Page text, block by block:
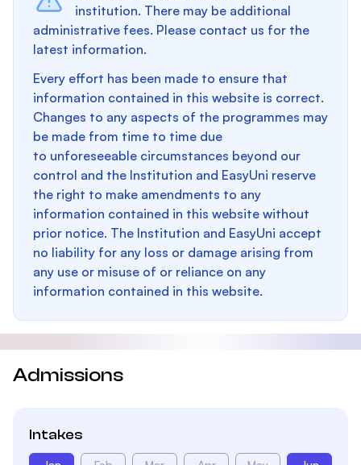
institution. There may be additional
administrative fees. Please contact us for the
latest information.
Every effort has been made to ensure that
information contained in this website is correct.
Changes to any aspects of the programmes may
be made from time to time due
to unforeseeable circumstances beyond our
control and the Institution and EasyUni reserve
the right to make amendments to any
information contained in this website without
prior notice. The Institution and EasyUni accept
no liability for any loss or damage arising from
any use or misuse of or reliance on any
information contained in this website.
Admissions
Intakes